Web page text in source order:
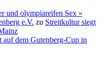
und olympiareifen Sex »
e.V. zu Streitkultur siegt
auf dem Gutenberg-Cup in